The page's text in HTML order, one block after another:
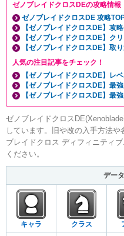
ゼノブレイドクロスDEの攻略情報
ゼノブレイドクロスDE 攻略
【ゼノブレイドクロスDE】攻
【ゼノブレイドクロスDE】ク
【ゼノブレイドクロスDE】取
人気の注目記事をチェック！
【ゼノブレイドクロスDE】レ
【ゼノブレイドクロスDE】最
【ゼノブレイドクロスDE】最
ゼノブレイドクロス
しています。旧や改の入手方法
ブレイドクロス ディフィニティ
ください。
デー
キャラ クラス